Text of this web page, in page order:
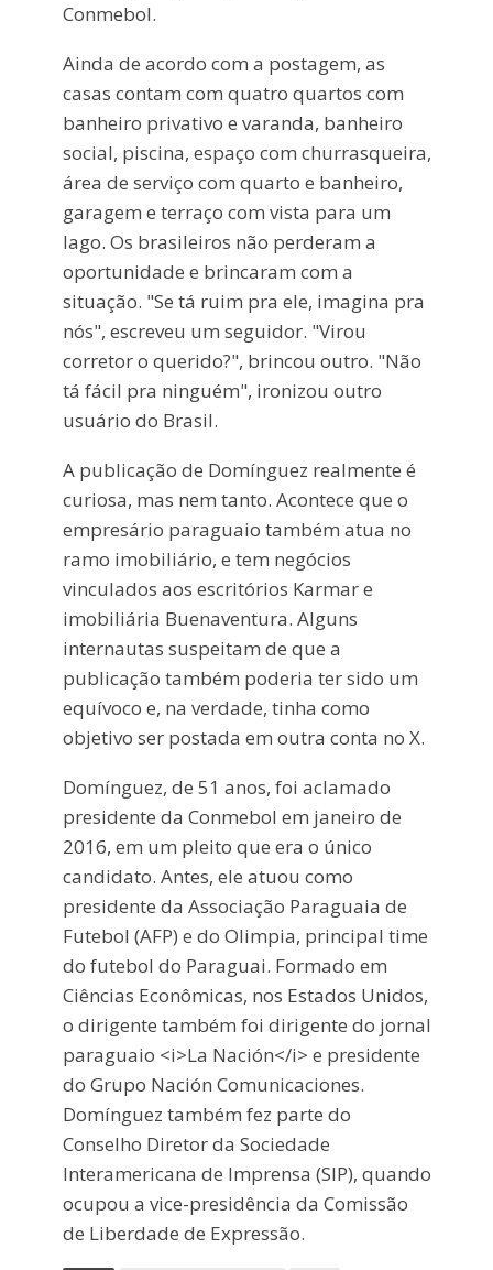
Conmebol.
Ainda de acordo com a postagem, as
casas contam com quatro quartos com
banheiro privativo e varanda, banheiro
social, piscina, espaço com churrasqueira,
área de serviço com quarto e banheiro,
garagem e terraço com vista para um
lago. Os brasileiros não perderam a
oportunidade e brincaram com a
situação. "Se tá ruim pra ele, imagina pra
nós", escreveu um seguidor. "Virou
corretor o querido?", brincou outro. "Não
tá fácil pra ninguém", ironizou outro
usuário do Brasil.
A publicação de Domínguez realmente é
curiosa, mas nem tanto. Acontece que o
empresário paraguaio também atua no
ramo imobiliário, e tem negócios
vinculados aos escritórios Karmar e
imobiliária Buenaventura. Alguns
internautas suspeitam de que a
publicação também poderia ter sido um
equívoco e, na verdade, tinha como
objetivo ser postada em outra conta no X.
Domínguez, de 51 anos, foi aclamado
presidente da Conmebol em janeiro de
2016, em um pleito que era o único
candidato. Antes, ele atuou como
presidente da Associação Paraguaia de
Futebol (AFP) e do Olimpia, principal time
do futebol do Paraguai. Formado em
Ciências Econômicas, nos Estados Unidos,
o dirigente também foi dirigente do jornal
paraguaio <i>La Nación</i> e presidente
do Grupo Nación Comunicaciones.
Domínguez também fez parte do
Conselho Diretor da Sociedade
Interamericana de Imprensa (SIP), quando
ocupou a vice-presidência da Comissão
de Liberdade de Expressão.